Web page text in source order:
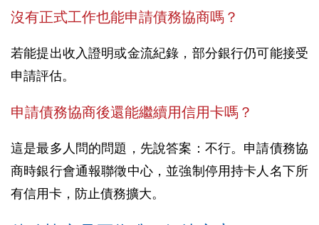
沒有正式工作也能申請債務協商嗎？
若能提出收入證明或金流紀錄，部分銀行仍可能接受
申請評估。
申請債務協商後還能繼續用信用卡嗎？
這是最多人問的問題，先說答案：不行。申請債務協
商時銀行會通報聯徵中心，並強制停用持卡人名下所
有信用卡，防止債務擴大。